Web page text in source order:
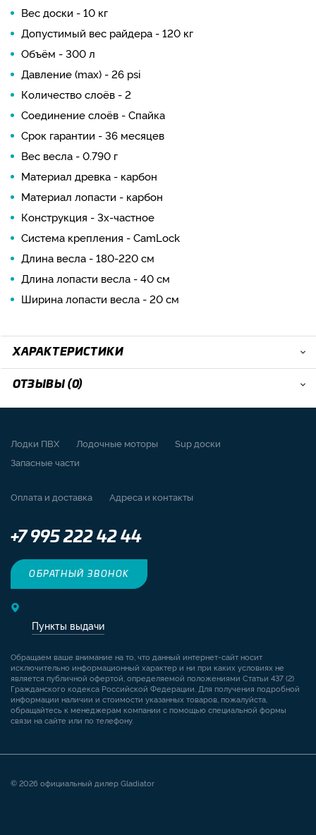
Вес доски - 10 кг
Допустимый вес райдера - 120 кг
Объём - 300 л
Давление (max) - 26 psi
Количество слоёв - 2
Соединение слоёв - Спайка
Срок гарантии - 36 месяцев
Вес весла - 0.790 г
Материал древка - карбон
Материал лопасти - карбон
Конструкция - 3х-частное
Система крепления - CamLock
Длина весла - 180-220 см
Длина лопасти весла - 40 см
Ширина лопасти весла - 20 см
ХАРАКТЕРИСТИКИ
ОТЗЫВЫ (0)
Лодки ПВХ Лодочные моторы
Sup доски
Запасные части
Оплата и доставка Адреса и контакты
+7 995 222 42 44
ОБРАТНЫЙ ЗВОНОК
Пункты выдачи
Обращаем ваше внимание на то, что данный интернет-сайт носит
исключительно информационный характер и ни при каких условиях не
является публичной офертой, определяемой положениями Статьи 437 (2)
Гражданского кодекса Российской Федерации. Для получения подробной
информации наличии и стоимости указанных товаров, пожалуйста,
обращайтесь к менеджерам компании с помощью специальной формы
связи на сайте или по телефону.
© 2026 официальный дилер Gladiator